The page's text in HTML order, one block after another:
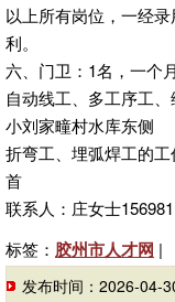
以上所有岗位，一经
利。
六、门卫：1名，一个
自动线工、多工序工
小刘家疃村水库东侧
折弯工、埋弧焊工的
首
联系人：庄女士
标签： 胶州市人才网 |
发布时间：2026-04-